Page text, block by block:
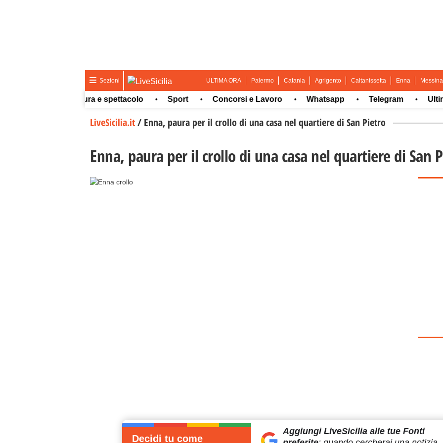
Sezioni ULTIMA ORA Palermo Catania Agrigento Caltanissetta Enna Messina
Cultura e spettacolo • Sport • Concorsi e Lavoro • Whatsapp • Telegram • Ultima
LiveSicilia.it/ Enna, paura per il crollo di una casa nel quartiere di San Pietro
Enna, paura per il crollo di una casa nel quartiere di San
Decidi tu come
Aggiungi LiveSiciliaalle tue Fonti